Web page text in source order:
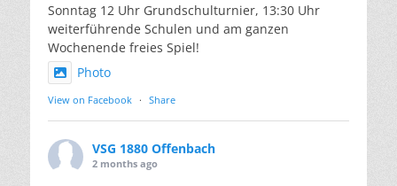
Sonntag 12 Uhr Grundschulturnier, 13:30 Uhr
weiterführende Schulen und am ganzen
Wochenende freies Spiel!
Photo
View on Facebook · Share
VSG 1880 Offenbach
2 months ago